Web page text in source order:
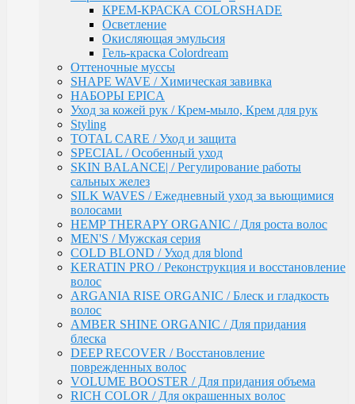
волос
ARGANIA RISE ORGANIC / Блеск и гладкость
волос
AMBER SHINE ORGANIC / Для придания блеска
DEEP RECOVER / Восстановление поврежденных
волос
VOLUME BOOSTER / Для придания объема
RICH COLOR / Для окрашенных волос
COMPLEX PRO / Защита во время и после
окрашивания
COLLAGEN PRO / Глубокое увлажнение волос
INTENSE MOISTURE / Для увлажнения и
питания сухих волос
DAILY HAIRCARE / Ежедневный уход
Техническая серия
Аксессуары
Ollin
PINK DREAM / Линия тонирующих средств для
светлых волос
L&P SYSTEM / Липидная система глубокого
восстановления волос
НАБОРЫ
Anti-Yellow / Для нейтрализации жёлтых оттенков
Salon Beauty / Уход для увлажнения, питания и
яркости волос
Ultimate Care / Уход для окрашенных,
поврежденных и сухих волос
Basic Line / Салонная линия по уходу за волосами
КРЕМ-КРАСКА COLORSHADE
Осветление
Окисляющая эмульсия
Гель-краска Colordream
Оттеночные муссы
SHAPE WAVE / Химическая завивка
НАБОРЫ EPICA
Уход за кожей рук / Крем-мыло, Крем для рук
Styling
TOTAL CARE / Уход и защита
SPECIAL / Особенный уход
SKIN BALANCE| / Регулирование работы
сальных желез
SILK WAVES / Ежедневный уход за вьющимися
волосами
HEMP THERAPY ORGANIC / Для роста волос
MEN'S / Мужская серия
COLD BLOND / Уход для blond
KERATIN PRO / Реконструкция и восстановление
волос
ARGANIA RISE ORGANIC / Блеск и гладкость
волос
AMBER SHINE ORGANIC / Для придания
блеска
DEEP RECOVER / Восстановление
поврежденных волос
VOLUME BOOSTER / Для придания объема
RICH COLOR / Для окрашенных волос